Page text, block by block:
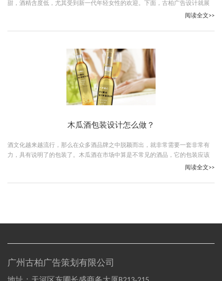
甜，酒精含度低，尤其受到新一代年轻女性的欢迎。下面，古柏广告设计就展
阅读全文>>
木瓜酒包装设计怎么做？
酒文化越来越流行，那么在众多酒品牌之中脱颖而出，就非常需要一套非常有
力，具有说明了的包装了。木瓜酒在市场中算是不常见的酒品，它的包装应该
怎么做呢？不知道耶别着急，古柏广告策划这就和你分享”木瓜酒包装设计怎么
阅读全文>>
广州古柏广告策划有限公司